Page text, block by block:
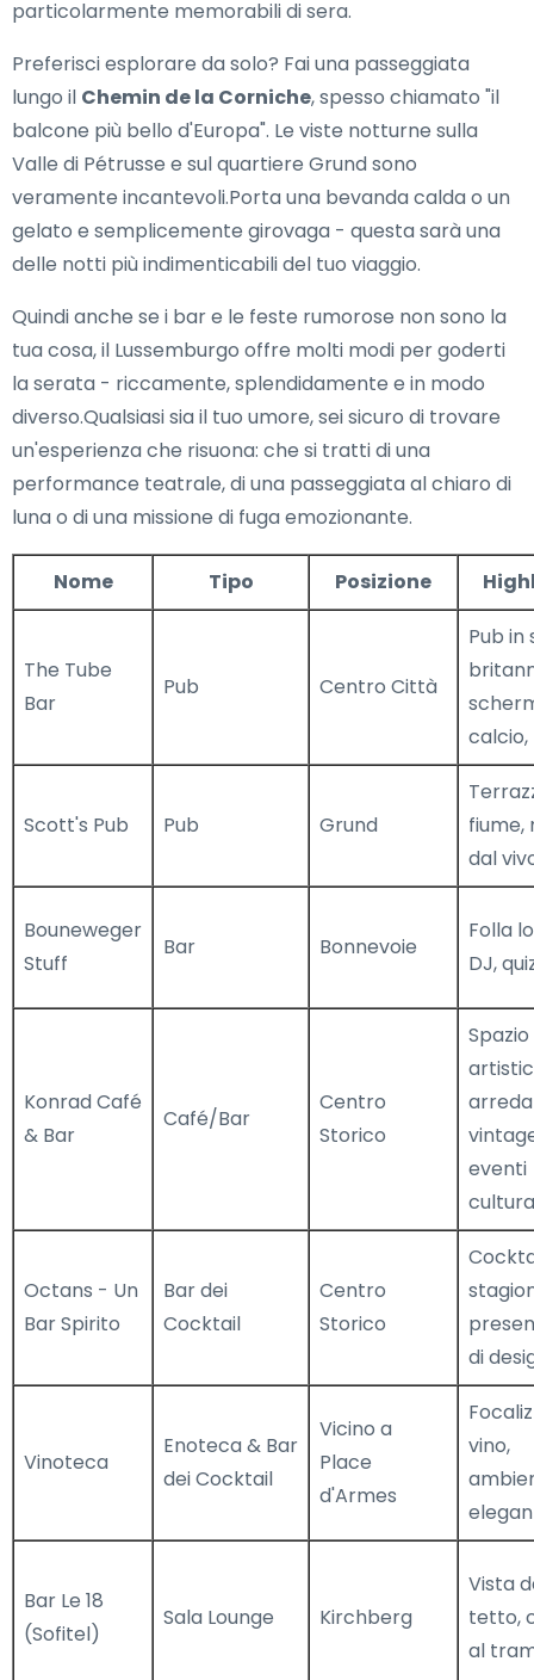
particolarmente memorabili di sera.
Preferisci esplorare da solo? Fai una passeggiata
lungo il Chemin de la Corniche, spesso chiamato "il
balcone più bello d'Europa". Le viste notturne sulla
Valle di Pétrusse e sul quartiere Grund sono
veramente incantevoli.Porta una bevanda calda o un
gelato e semplicemente girovaga - questa sarà una
delle notti più indimenticabili del tuo viaggio.
Quindi anche se i bar e le feste rumorose non sono la
tua cosa, il Lussemburgo offre molti modi per goderti
la serata - riccamente, splendidamente e in modo
diverso.Qualsiasi sia il tuo umore, sei sicuro di trovare
un'esperienza che risuona: che si tratti di una
performance teatrale, di una passeggiata al chiaro di
luna o di una missione di fuga emozionante.
Nome Tipo Posizione
The Tube
Bar
Pub Centro Città
Pub in
Scott's Pub Pub Grund
fiume,
dal
Bouneweger
Stuff
Bar Bonnevoie
Folla
DJ,
Konrad Café
& Bar
Café/Bar
Centro
Storico
Spazio
eventi
Octans - Un
Bar Spirito
Bar dei
Cocktail
Centro
Storico
di
Vinoteca
Enoteca & Bar
dei Cocktail
Vicino a
Place
d'Armes
vino,
Bar Le 18
(Sofitel)
Sala Lounge Kirchberg
Vista
tetto,
al